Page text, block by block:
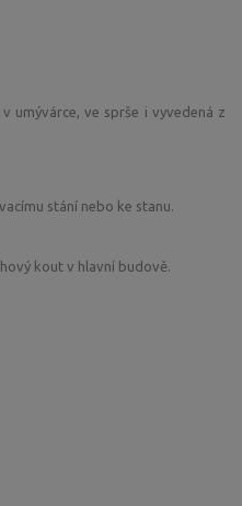
umývárce, ve sprše i vyvedená z
stání nebo ke stanu.
kout v hlavní budově.